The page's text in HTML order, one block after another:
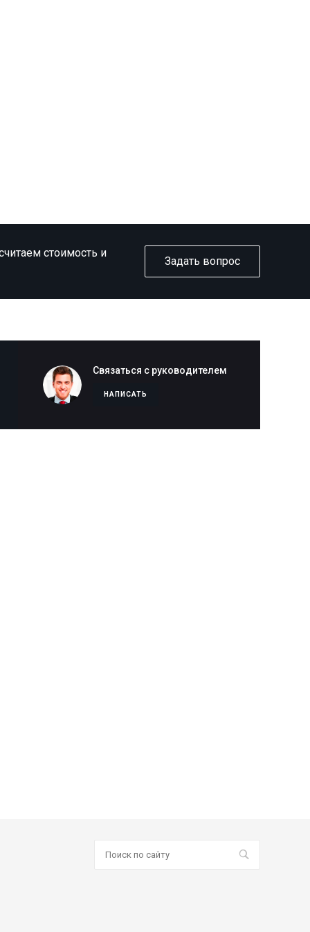
стоимость и
Задать вопрос
Связаться с руководителем
НАПИСАТЬ